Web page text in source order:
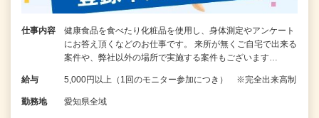
仕事内容
健康食品を食べたり化粧品を使用し、身体測定やアンケート
にお答え頂くなどのお仕事です。 来所が無くご自宅で出来る
案件や、弊社以外の場所で実施する案件もございます…
給与 5,000円以上（1回のモニター参加につき） ※完全出来高制
勤務地 愛知県全域